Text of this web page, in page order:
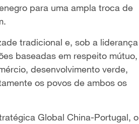
para uma ampla troca de
tradicional e, sob a liderança
baseadas em respeito mútuo,
desenvolvimento verde,
os povos de ambos os
Global China-Portugal, o